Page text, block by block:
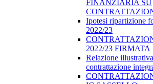
FINANZIARIA SU
Ipotesi ripartizione
2022/23
2022/23 FIRMATA
Relazione
contrattazione